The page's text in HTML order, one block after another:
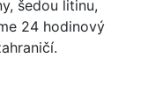
šedou litinu,
24 hodinový